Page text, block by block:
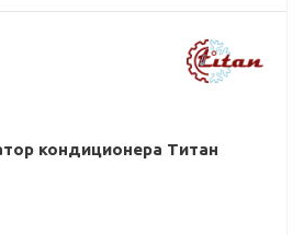
кондиционера Титан